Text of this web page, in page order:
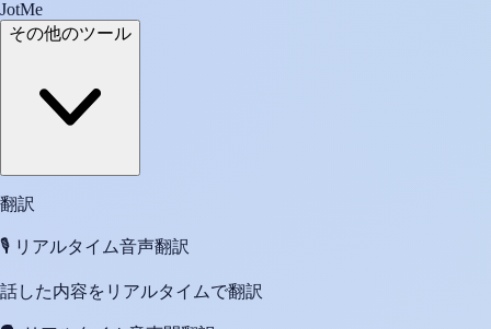
JotMe
その他のツール
翻訳
🎙️ リアルタイム音声翻訳
話した内容をリアルタイムで翻訳